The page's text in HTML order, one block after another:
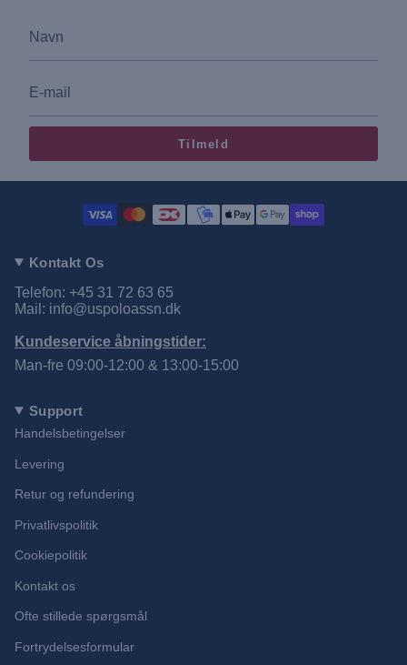
Tilmeld
Kontakt Os
Telefon: +45 31 72 63 65
Mail: info@uspoloassn.dk
Kundeservice åbningstider:
Man-fre 09:00-12:00 & 13:00-15:00
Support
Handelsbetingelser
Levering
Retur og refundering
Privatlivspolitik
Cookiepolitik
Kontakt os
Ofte stillede spørgsmål
Fortrydelsesformular